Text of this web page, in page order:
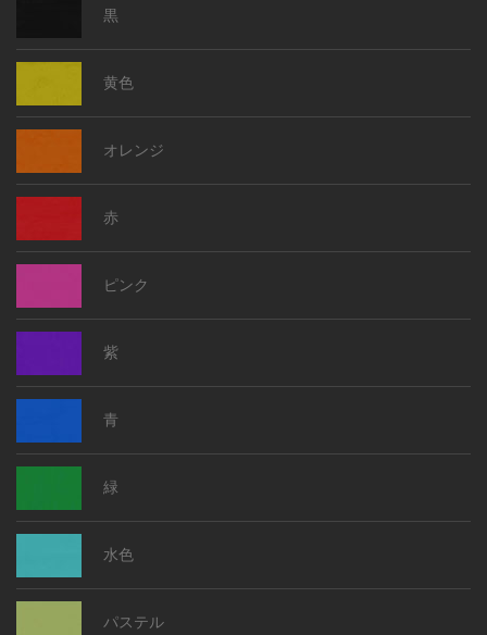
黒
黄色
オレンジ
赤
ピンク
紫
青
緑
水色
パステル